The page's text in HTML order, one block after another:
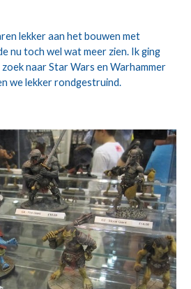
lekker aan het bouwen met
nu toch wel wat meer zien. Ik ging
naar Star Wars en Warhammer
we lekker rondgestruind.